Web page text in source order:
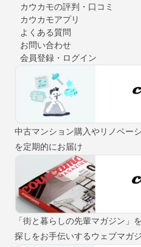
カウカモの評判・口コミ
カウカモアプリ
よくある質問
お問い合わせ
会員登録・ログイン
中古マンション購入やリノベー
を定期的にお届け
「街と暮らしの先輩マガジン」
探しをお手伝いするウェブマガ